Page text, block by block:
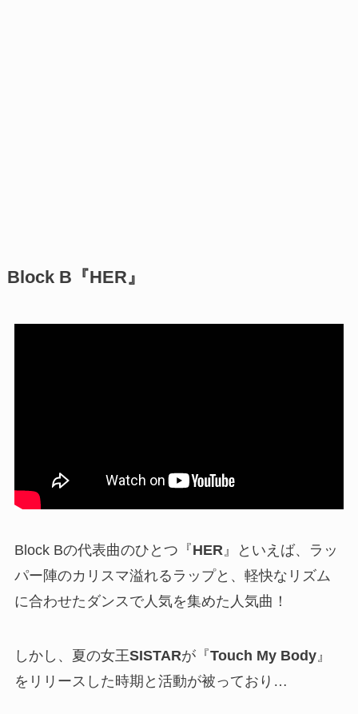
Block B『HER』
Block Bの代表曲のひとつ『HER』といえば、ラッ
パー陣のカリスマ溢れるラップと、軽快なリズム
に合わせたダンスで人気を集めた人気曲！
しかし、夏の女王SISTARが『Touch My Body』
をリリースした時期と活動が被っており…